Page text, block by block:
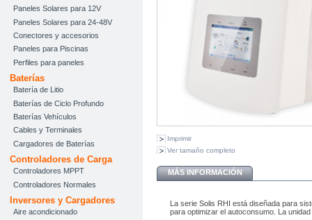
Paneles Solares para 12V
Paneles Solares para 24-48V
Conectores y accesorios
Paneles para Piscinas
Perfiles para paneles
Baterías
Batería de Litio
Baterías de Ciclo Profundo
Baterías Vehículos
Cables y Terminales
Cargadores de Baterías
Controladores de Carga
Controladores MPPT
Controladores Normales
Inversores y Cargadores
Aire acondicionado
Imprimir
Ver tamaño completo
MÁS INFORMACIÓN
La serie Solis RHI está diseñada para
para optimizar el autoconsumo. La